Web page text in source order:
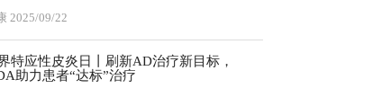
2025/09/22
特应性皮炎日丨刷新AD治疗新目标，
助力患者“达标”治疗